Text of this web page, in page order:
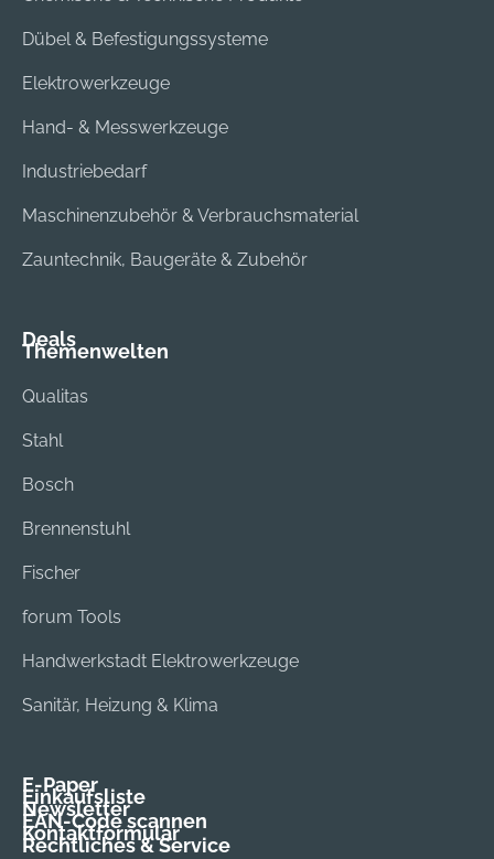
Dübel & Befestigungssysteme
Elektrowerkzeuge
Hand- & Messwerkzeuge
Industriebedarf
Maschinenzubehör & Verbrauchsmaterial
Zauntechnik, Baugeräte & Zubehör
Deals
Themenwelten
Qualitas
Stahl
Bosch
Brennenstuhl
Fischer
forum Tools
Handwerkstadt Elektrowerkzeuge
Sanitär, Heizung & Klima
E-Paper
Einkaufsliste
Newsletter
EAN-Code scannen
Kontaktformular
Rechtliches & Service